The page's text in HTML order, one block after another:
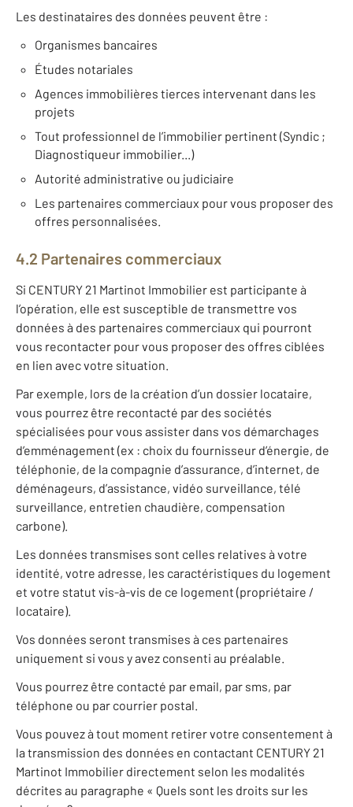
Les destinataires des données peuvent être :
Organismes bancaires
Études notariales
Agences immobilières tierces intervenant dans les
projets
Tout professionnel de l’immobilier pertinent (Syndic ;
Diagnostiqueur immobilier...)
Autorité administrative ou judiciaire
Les partenaires commerciaux pour vous proposer des
offres personnalisées.
4.2 Partenaires commerciaux
Si CENTURY 21 Martinot Immobilier est participante à
l’opération, elle est susceptible de transmettre vos
données à des partenaires commerciaux qui pourront
vous recontacter pour vous proposer des offres ciblées
en lien avec votre situation.
Par exemple, lors de la création d’un dossier locataire,
vous pourrez être recontacté par des sociétés
spécialisées pour vous assister dans vos démarchages
d’emménagement (ex : choix du fournisseur d’énergie, de
téléphonie, de la compagnie d’assurance, d’internet, de
déménageurs, d’assistance, vidéo surveillance, télé
surveillance, entretien chaudière, compensation
carbone).
Les données transmises sont celles relatives à votre
identité, votre adresse, les caractéristiques du logement
et votre statut vis-à-vis de ce logement (propriétaire /
locataire).
Vos données seront transmises à ces partenaires
uniquement si vous y avez consenti au préalable.
Vous pourrez être contacté par email, par sms, par
téléphone ou par courrier postal.
Vous pouvez à tout moment retirer votre consentement à
la transmission des données en contactant CENTURY 21
Martinot Immobilier directement selon les modalités
décrites au paragraphe « Quels sont les droits sur les